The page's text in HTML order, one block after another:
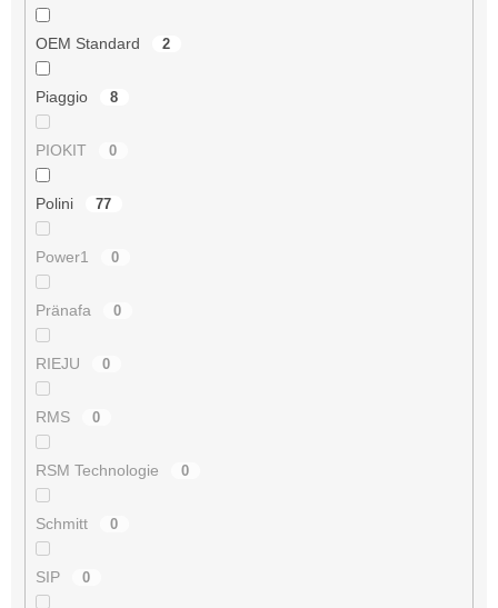
OEM Standard 2
Piaggio 8
PIOKIT 0
Polini 77
Power1 0
Pränafa 0
RIEJU 0
RMS 0
RSM Technologie 0
Schmitt 0
SIP 0